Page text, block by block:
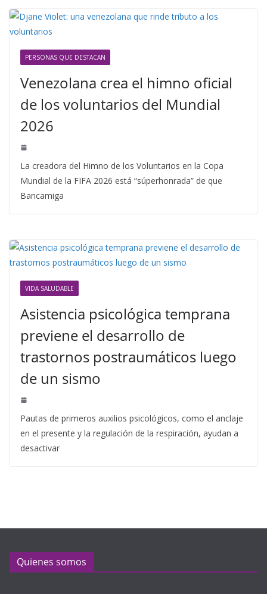
PERSONAS QUE DESTACAN
Venezolana crea el himno oficial
de los voluntarios del Mundial
2026
La creadora del Himno de los Voluntarios en la Copa
Mundial de la FIFA 2026 está “súperhonrada” de que
Bancamiga
VIDA SALUDABLE
Asistencia psicológica temprana
previene el desarrollo de
trastornos postraumáticos luego
de un sismo
Pautas de primeros auxilios psicológicos, como el anclaje
en el presente y la regulación de la respiración, ayudan a
desactivar
Quienes somos